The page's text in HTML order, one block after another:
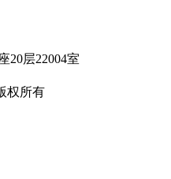
20层22004室
权所有